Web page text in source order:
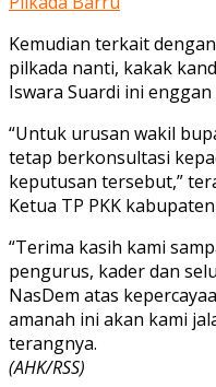
Kemudian terkait
pilkada nanti, kakak
Iswara Suardi ini
“Untuk urusan wakil
tetap berkonsultasi
keputusan tersebut,”
Ketua TP PKK
“Terima kasih kami
pengurus, kader dan
NasDem atas
amanah ini akan kami
terangnya.
(AHK/RSS)